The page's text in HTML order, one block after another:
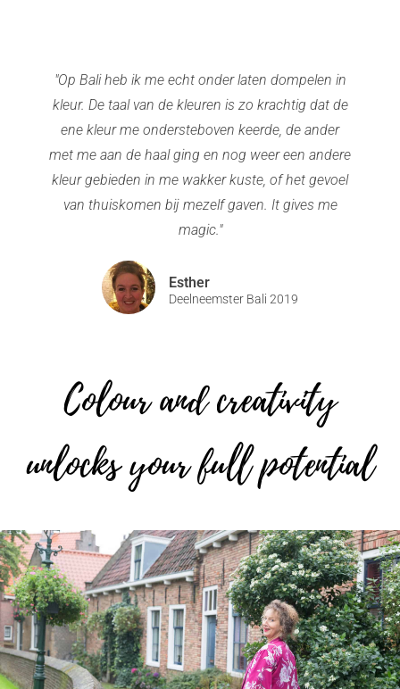
"Op Bali heb ik me echt onder laten dompelen in
kleur. De taal van de kleuren is zo krachtig dat de
ene kleur me ondersteboven keerde, de ander
met me aan de haal ging en nog weer een andere
kleur gebieden in me wakker kuste, of het gevoel
van thuiskomen bij mezelf gaven. It gives me
magic."
Esther
Deelneemster Bali 2019
Colour and creativity
unlocks your full potential